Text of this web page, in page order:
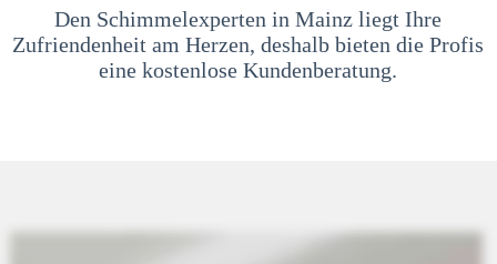
Den Schimmelexperten in Mainz liegt Ihre
Zufriendenheit am Herzen, deshalb bieten die Profis
eine kostenlose Kundenberatung.